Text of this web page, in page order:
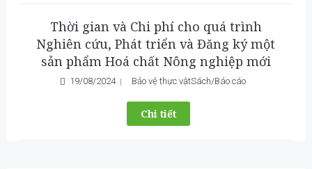
Thời gian và Chi phí cho quá trình
Nghiên cứu, Phát triển và Đăng ký một
sản phẩm Hoá chất Nông nghiệp mới
19/08/2024 Bảo vệ thực vậtSách/Báo cáo
Chi tiết